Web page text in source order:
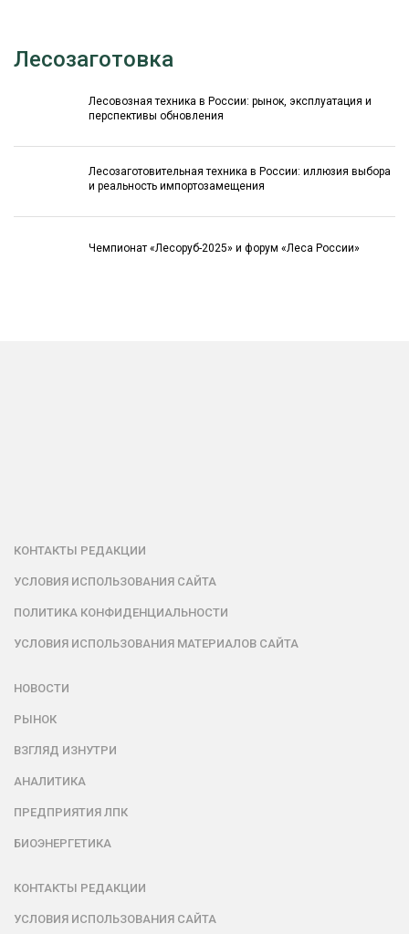
Лесозаготовка
Лесовозная техника в России: рынок, эксплуатация и
перспективы обновления
Лесозаготовительная техника в России: иллюзия выбора
и реальность импортозамещения
Чемпионат «Лесоруб-2025» и форум «Леса России»
КОНТАКТЫ РЕДАКЦИИ
УСЛОВИЯ ИСПОЛЬЗОВАНИЯ САЙТА
ПОЛИТИКА КОНФИДЕНЦИАЛЬНОСТИ
УСЛОВИЯ ИСПОЛЬЗОВАНИЯ МАТЕРИАЛОВ САЙТА
НОВОСТИ
РЫНОК
ВЗГЛЯД ИЗНУТРИ
АНАЛИТИКА
ПРЕДПРИЯТИЯ ЛПК
БИОЭНЕРГЕТИКА
КОНТАКТЫ РЕДАКЦИИ
УСЛОВИЯ ИСПОЛЬЗОВАНИЯ САЙТА